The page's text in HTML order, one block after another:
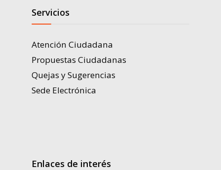
Servicios
Atención Ciudadana
Propuestas Ciudadanas
Quejas y Sugerencias
Sede Electrónica
Enlaces de interés